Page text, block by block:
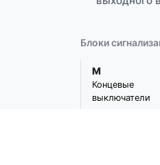
Блоки
М
Концевые
выключатели